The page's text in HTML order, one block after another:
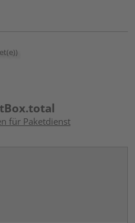
für Paketdienst